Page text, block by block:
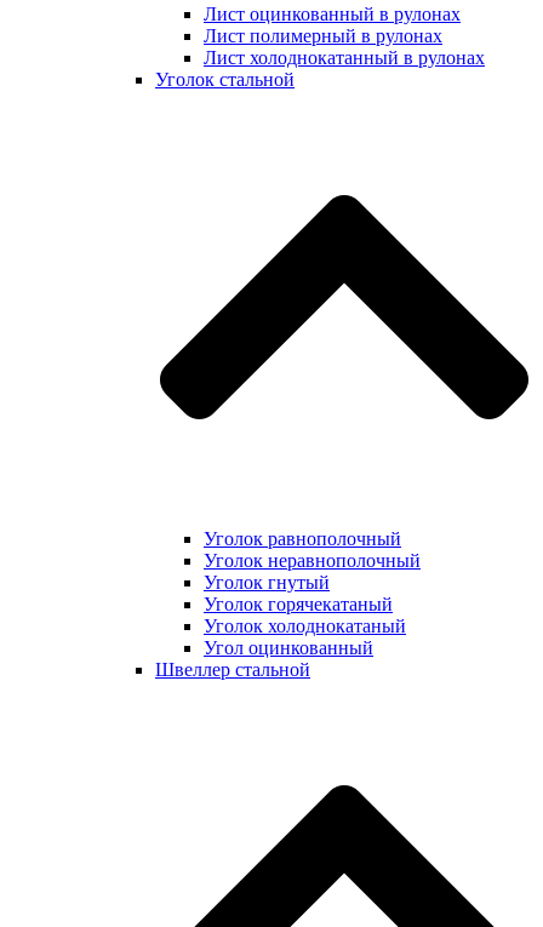
Лист оцинкованный в рулонах
Лист полимерный в рулонах
Лист холоднокатанный в рулонах
Уголок стальной
Уголок равнополочный
Уголок неравнополочный
Уголок гнутый
Уголок горячекатаный
Уголок холоднокатаный
Угол оцинкованный
Швеллер стальной